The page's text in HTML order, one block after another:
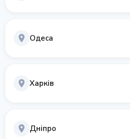
Одеса
Харків
Дніпро